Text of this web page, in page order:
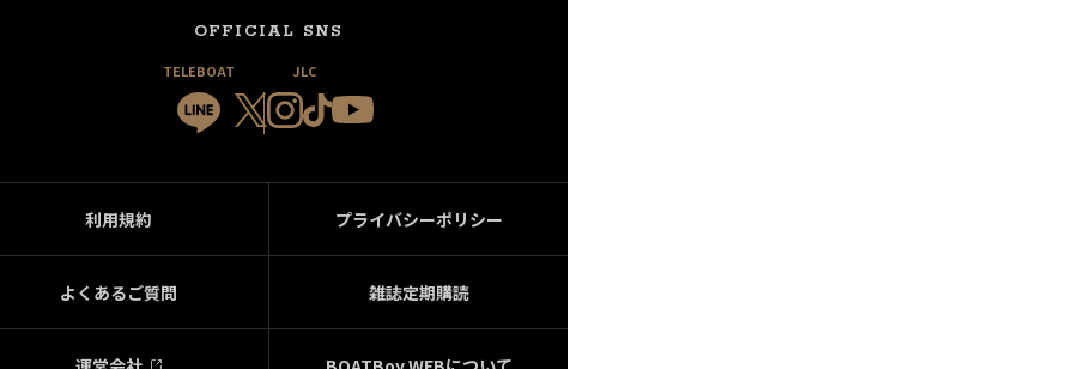
OFFICIAL SNS
TELEBOAT JLC
利用規約 プライバシーポリシー
よくあるご質問 雑誌定期購読